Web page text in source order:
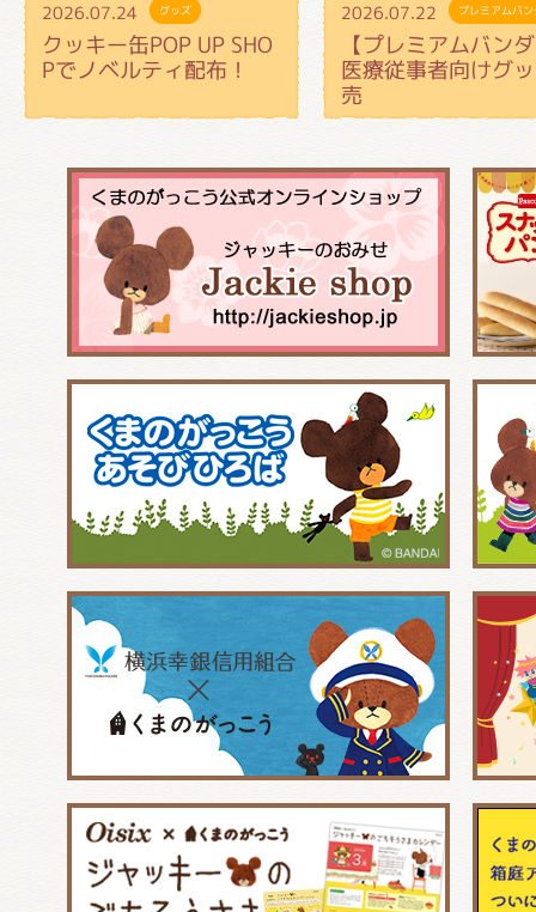
2026.07.24 グッズ
クッキー缶POP UP SHO
Pでノベルティ配布！
2026.07.22 プレミアムバ
【プレミアムバン
医療従事者向けグ
売